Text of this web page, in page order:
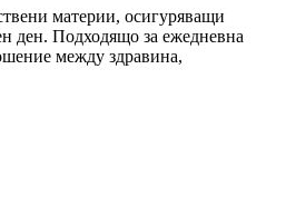
материи, осигуряващи
ден. Подходящо за ежедневна
между здравина,